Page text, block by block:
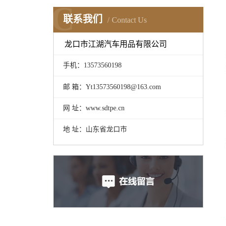
联系我们 Contact Us
C
龙口市江湖汽车用品有限公司
手机：13573560198
邮 箱：Yt13573560198@163.com
网 址：www.sdtpe.cn
地 址：山东省龙口市